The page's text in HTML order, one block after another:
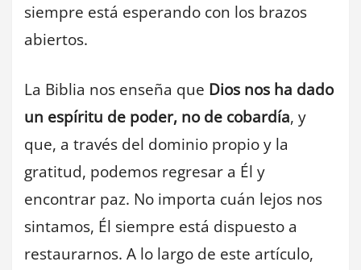
siempre está esperando con los brazos
abiertos.
La Biblia nos enseña que Dios nos ha dado
un espíritu de poder, no de cobardía, y
que, a través del dominio propio y la
gratitud, podemos regresar a Él y
encontrar paz. No importa cuán lejos nos
sintamos, Él siempre está dispuesto a
restaurarnos. A lo largo de este artículo,